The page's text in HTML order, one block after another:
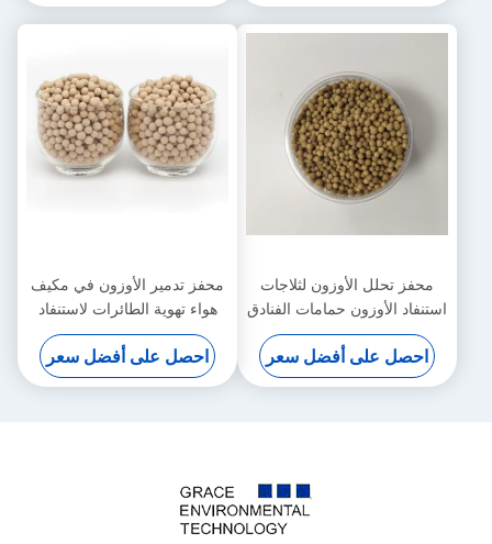
محفز تحلل الأوزون لثلاجات
استنفاد الأوزون حمامات الفنادق
برائحة غريبة
احصل على أفضل سعر
محفز تدمير الأوزون في مكيف
هواء تهوية الطائرات لاستنفاد
طبقة الأوزون
احصل على أفضل سعر